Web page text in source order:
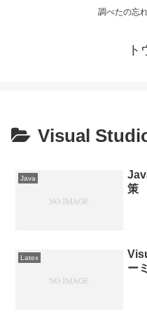
調べたの忘
ト
Visual
Java
策
Latex
ー